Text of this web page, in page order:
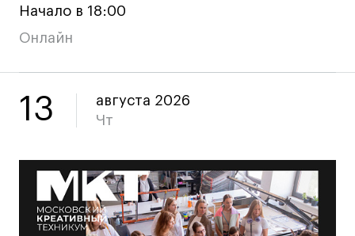
Карьера
Центр карьеры
Живые проекты
Участие в выставках
Летние стажировки
Начало в 18:00
Онлайн
13
августа 2026
Чт